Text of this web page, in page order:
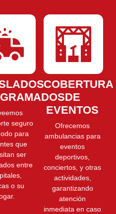
seguro
para
que
ser
entre
o su
COBERTURA
DE
EVENTOS
Ofrecemos
ambulancias para
eventos
deportivos,
conciertos, y otras
actividades,
garantizando
atención
inmediata en caso